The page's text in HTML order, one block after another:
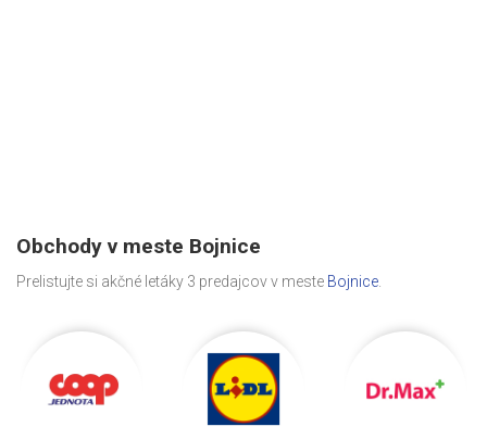
Obchody v meste Bojnice
Prelistujte si akčné letáky 3 predajcov v meste Bojnice.